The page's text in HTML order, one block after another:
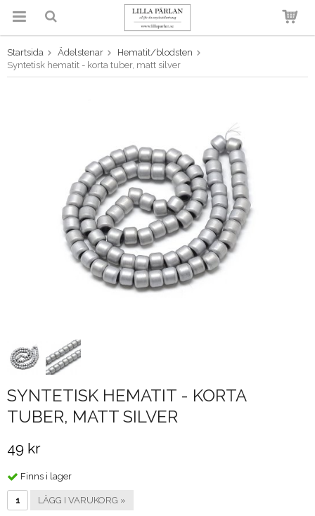
Produkten har blivit tillagd i
varukorgen
Startsida Ädelstenar
Hematit/blodsten
Syntetisk hematit - korta tuber, matt silver
SYNTETISK HEMATIT - KORTA
TUBER, MATT SILVER
49 kr
Finns i lager
LÄGG I VARUKORG »